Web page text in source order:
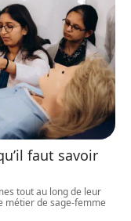
faut savoir
tout au long de leur
métier de sage-femme